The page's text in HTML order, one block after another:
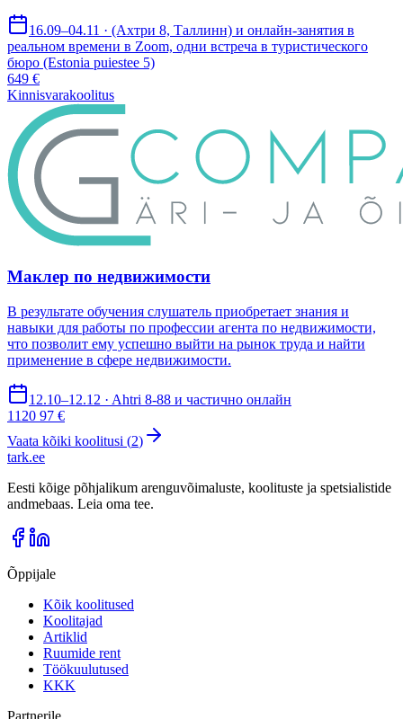
16.09–04.11 · (Ахтри 8, Таллинн) и онлайн-занятия в
реальном времени в Zoom, одни встреча в туристического
бюро (Estonia puiestee 5)
649 €
Kinnisvarakoolitus
Маклер по недвижимости
В результате обучения слушатель приобретает знания и
навыки для работы по профессии агента по недвижимости,
что позволит ему успешно выйти на рынок труда и найти
применение в сфере недвижимости.
12.10–12.12 · Ahtri 8-88 и частично онлайн
1120 97 €
Vaata kõiki koolitusi (2)
tark.ee
Eesti kõige põhjalikum arenguvõimaluste, koolituste ja spetsialistide
andmebaas. Leia oma tee.
Õppijale
Kõik koolitused
Koolitajad
Artiklid
Ruumide rent
Töökuulutused
KKK
Partnerile